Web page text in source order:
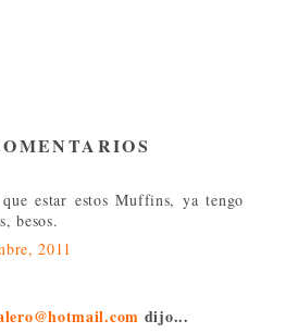
estar estos Muffins, ya tengo
besos.
2011
dijo...